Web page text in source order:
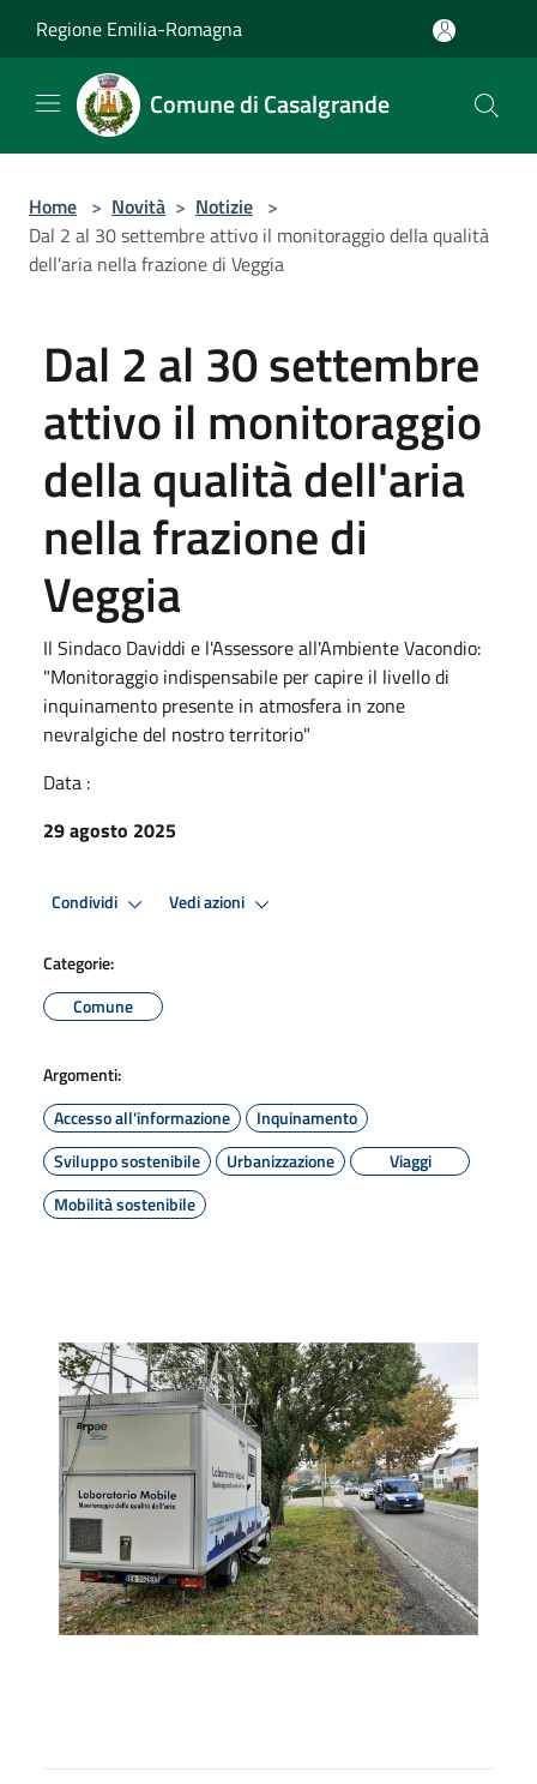
Regione Emilia-Romagna
Comune di Casalgrande
Home > Novità > Notizie >
Dal 2 al 30 settembre attivo il monitoraggio della qualità
dell'aria nella frazione di Veggia
Dal 2 al 30 settembre
attivo il monitoraggio
della qualità dell'aria
nella frazione di
Veggia
Il Sindaco Daviddi e l'Assessore all'Ambiente Vacondio:
"Monitoraggio indispensabile per capire il livello di
inquinamento presente in atmosfera in zone
nevralgiche del nostro territorio"
Data :
29 agosto 2025
Condividi Vedi azioni
Categorie:
Comune
Argomenti:
Accesso all'informazione
Inquinamento
Sviluppo sostenibile
Urbanizzazione
Viaggi
Mobilità sostenibile